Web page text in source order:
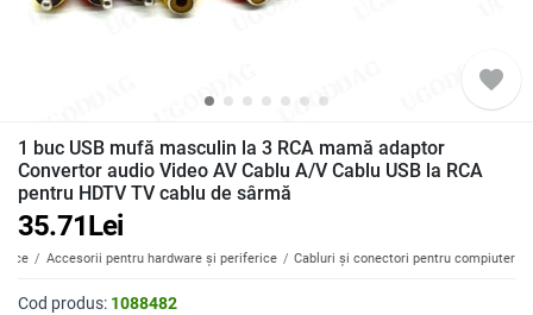
favorite
1 buc USB mufă masculin la 3 RCA mamă adaptor
Convertor audio Video AV Cablu A/V Cablu USB la RCA
pentru HDTV TV cablu de sârmă
35.71Lei
Accesorii pentru hardware și periferice Cabluri și conectori pentru compiuter
Cod produs: 1088482